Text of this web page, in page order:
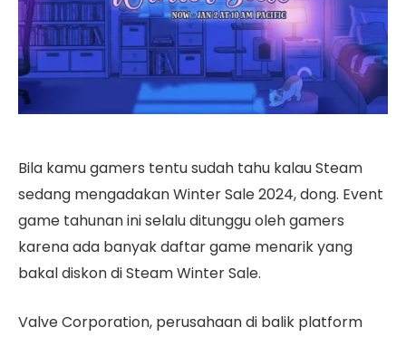
Bila kamu gamers tentu sudah tahu kalau Steam
sedang mengadakan Winter Sale 2024, dong. Event
game tahunan ini selalu ditunggu oleh gamers
karena ada banyak daftar game menarik yang
bakal diskon di Steam Winter Sale.
Valve Corporation, perusahaan di balik platform